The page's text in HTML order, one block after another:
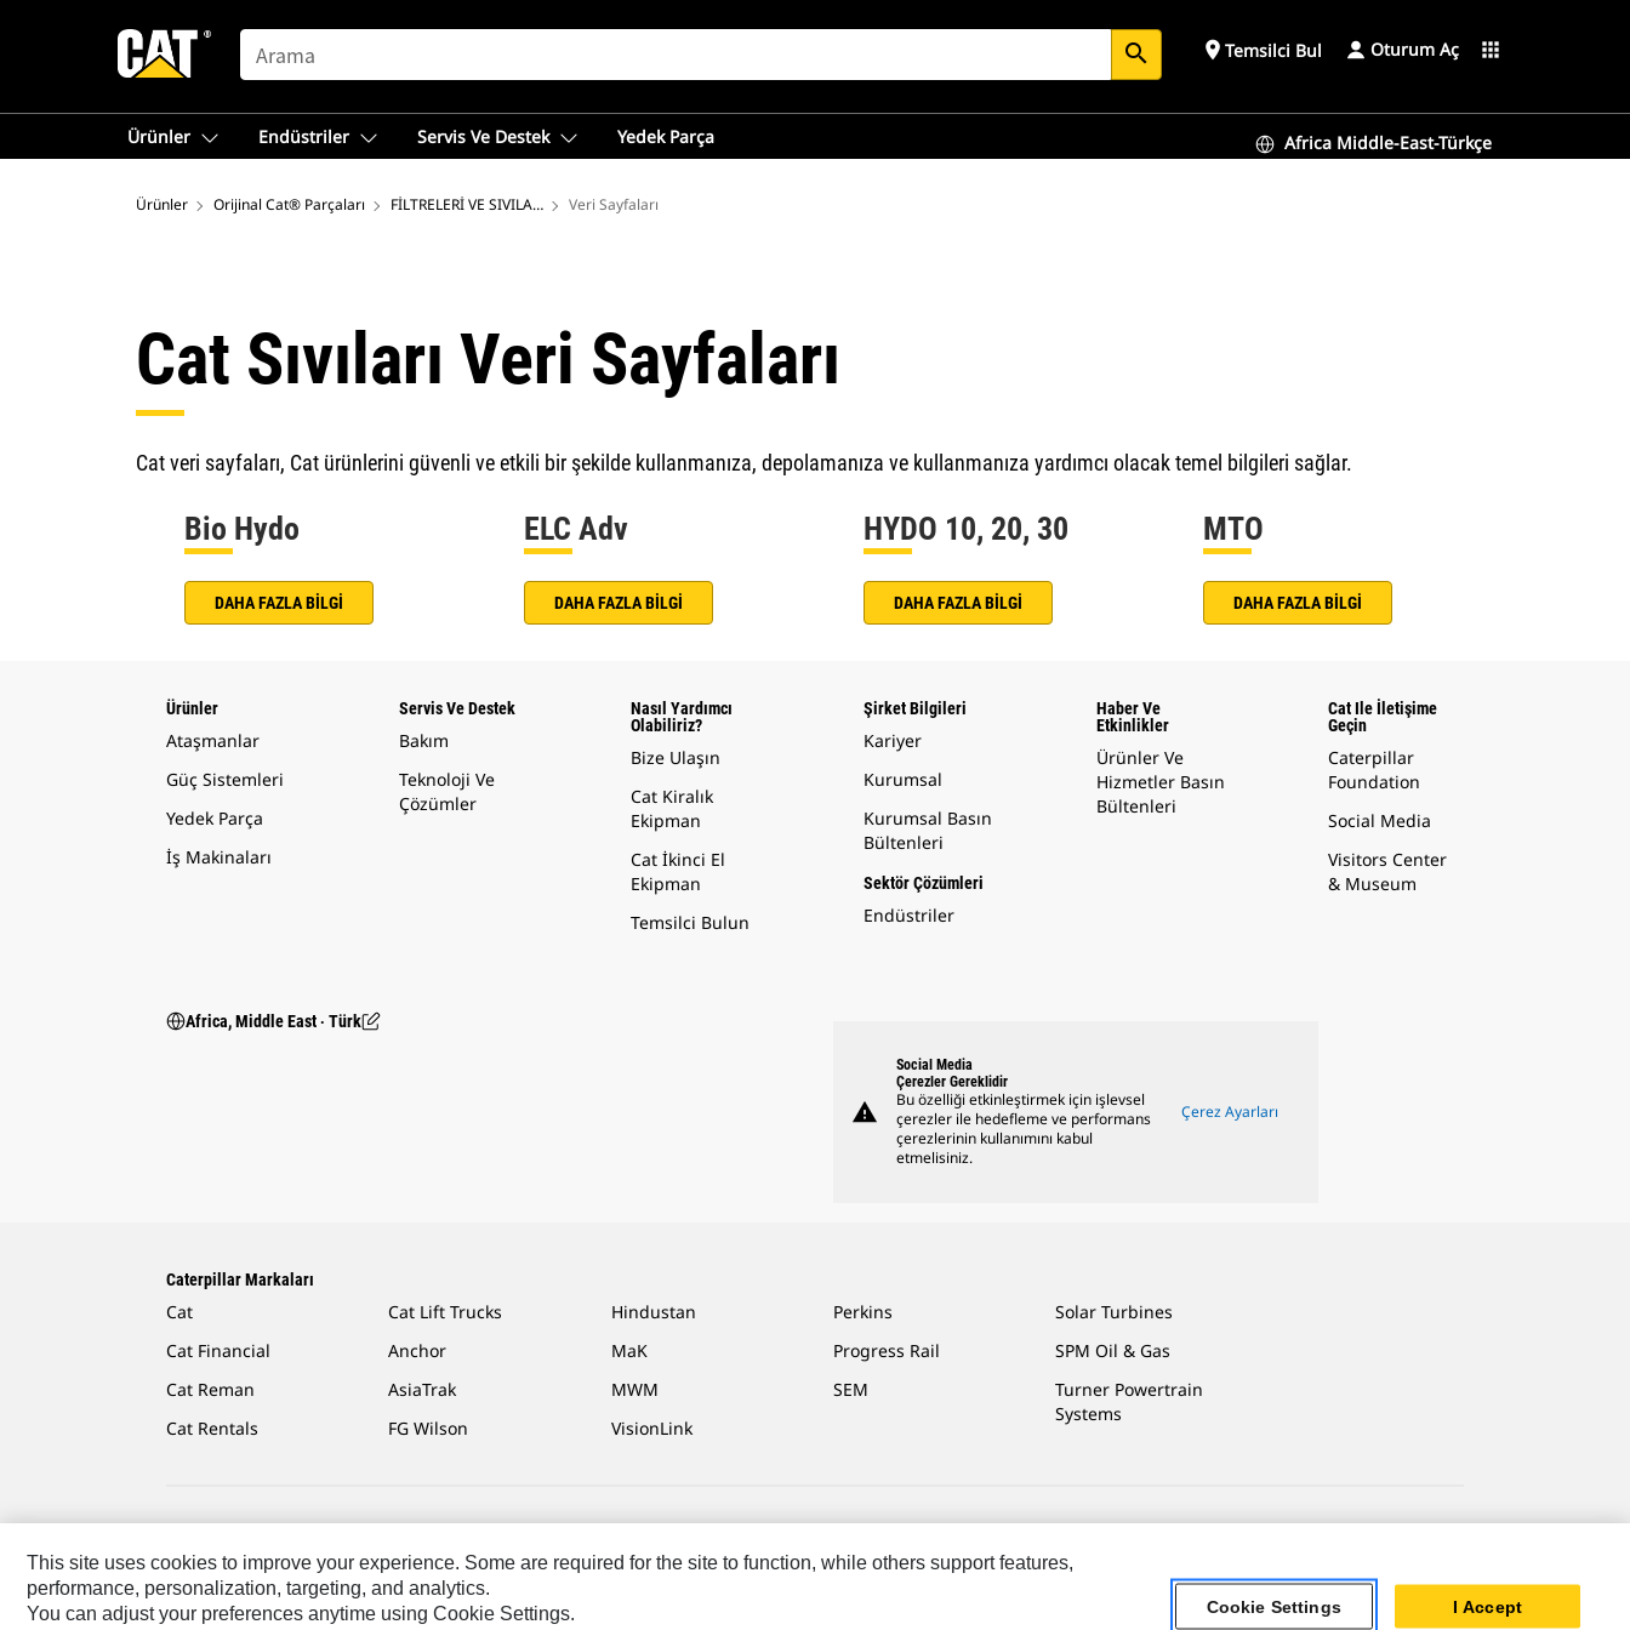
SEARCH search place Temsilci Bul Oturum Aç apps
Ürünler Endüstriler Servis Ve Destek Yedek Parça Africa Middle-East-Türkçe
Ürünler Orijinal Cat® Parçaları FİLTRELERİ VE SIVILARI Veri Sayfaları
Cat Sıvıları Veri Sayfaları
Cat veri sayfaları, Cat ürünlerini güvenli ve etkili bir şekilde kullanmanıza, depolamanıza ve kullanmanıza yardımcı olacak temel bilgileri sağlar.
Bio Hydo
DAHA FAZLA BİLGİ
ELC Adv
DAHA FAZLA BİLGİ
HYDO 10, 20, 30
DAHA FAZLA BİLGİ
MTO
DAHA FAZLA BİLGİ
Ürünler
Ataşmanlar
Güç Sistemleri
Yedek Parça
İş Makinaları
Servis Ve Destek
Bakım
Teknoloji Ve
Çözümler
Nasıl Yardımcı
Olabiliriz?
Bize Ulaşın
Cat Kiralık
Ekipman
Cat İkinci El
Ekipman
Temsilci Bulun
Şirket Bilgileri
Kariyer
Kurumsal
Kurumsal Basın
Bültenleri
Sektör Çözümleri
Endüstriler
Haber Ve
Etkinlikler
Ürünler Ve
Hizmetler Basın
Bültenleri
Cat Ile İletişime
Geçin
Caterpillar
Foundation
Social Media
Visitors Center
& Museum
Africa, Middle East ‧ Türk
warning
Social Media
Çerezler Gereklidir
Bu özelliği etkinleştirmek için işlevsel
çerezler ile hedefleme ve performans
çerezlerinin kullanımını kabul
etmelisiniz.
Çerez Ayarları
Caterpillar Markaları
Cat
Cat Financial
Cat Reman
Cat Rentals
Cat Lift Trucks
Anchor
AsiaTrak
FG Wilson
Hindustan
MaK
MWM
VisionLink
Perkins
Progress Rail
SEM
Solar Turbines
SPM Oil & Gas
Turner Powertrain
Systems
Africa, Middle East ‧ Türk © 2026 Caterpillar. Tüm Hakları Saklıdır.
This site uses cookies to improve your experience. Some are required for the site to function, while others support features,
performance, personalization, targeting, and analytics.
You can adjust your preferences anytime using Cookie Settings.
Cookie Settings I Accept